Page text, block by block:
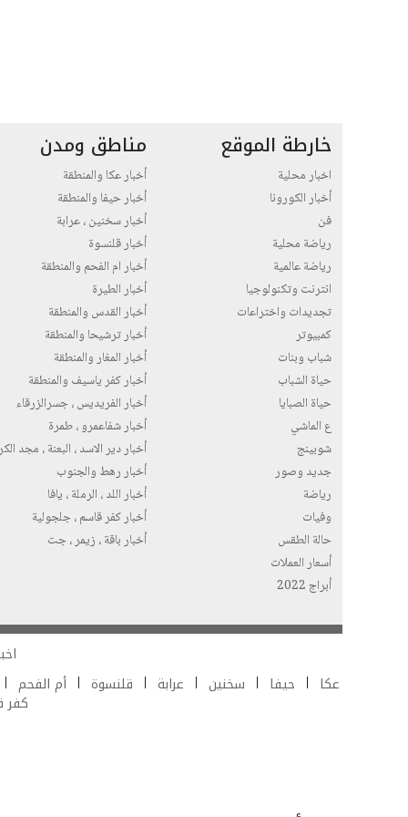
خارطة الموقع
اخبار محلية
أخبار الكورونا
فن
رياضة محلية
رياضة عالمية
انترنت وتكنولوجيا
تجديدات واختراعات
كمبيوتر
شباب وبنات
حياة الشباب
حياة الصبايا
ع الماشي
شوبينج
جديد وصور
رياضة
وفيات
حالة الطقس
أسعار العملات
أبراج 2022
مناطق ومدن
أخبار عكا والمنطقة
أخبار حيفا والمنطقة
أخبار سخنين ، عرابة
أخبار قلنسوة
أخبار ام الفحم والمنطقة
أخبار الطيرة
أخبار القدس والمنطقة
أخبار ترشيحا والمنطقة
أخبار المغار والمنطقة
أخبار كفر ياسيف والمنطقة
أخبار الفريديس ، جسرالزرقاء
أخبار شفاعمرو ، طمرة
أخبار دير الاسد ، البعنة ، مجد
أخبار رهط والجنوب
أخبار اللد ، الرملة ، يافا
أخبار كفر قاسم ، جلجولية
أخبار باقة ، زيمر ، جت
عكا
حيفا سخنين عرابة قلنسوة أم الفحم
كفر